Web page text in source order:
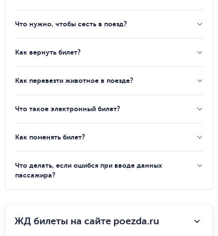
Что нужно, чтобы сесть в поезд?
Как вернуть билет?
Как перевезти животное в поезде?
Что такое электронный билет?
Как поменять билет?
Что делать, если ошибся при вводе данных
пассажира?
ЖД билеты на сайте poezda.ru